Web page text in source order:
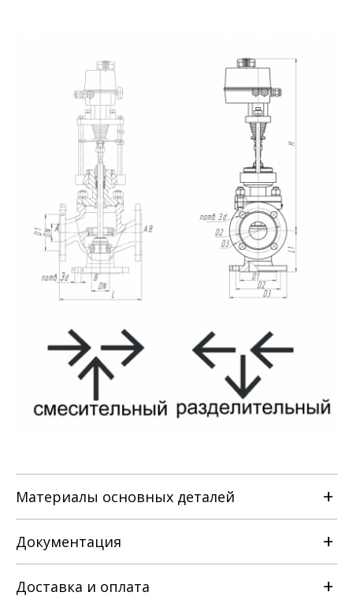
Материалы основных деталей
Наименование детали
Документация
Доставка и оплата